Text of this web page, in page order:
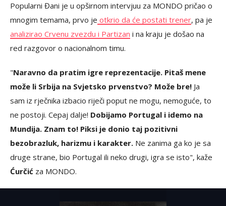
Popularni Đani je u opširnom intervjuu za MONDO pričao o
mnogim temama, prvo je otkrio da će postati trener, pa je
analizirao Crvenu zvezdu i Partizan i na kraju je došao na
red razgovor o nacionalnom timu.
"Naravno da pratim igre reprezentacije. Pitaš mene
može li Srbija na Svjetsko prvenstvo? Može bre! Ja
sam iz rječnika izbacio riječi poput ne mogu, nemoguće, to
ne postoji. Cepaj dalje! Dobijamo Portugal i idemo na
Mundija. Znam to! Piksi je donio taj pozitivni
bezobrazluk, harizmu i karakter. Ne zanima ga ko je sa
druge strane, bio Portugal ili neko drugi, igra se isto", kaže
Ćurčić za MONDO.